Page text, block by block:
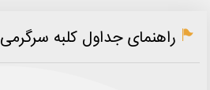
راهنمای جداول کلبه سرگرمی ۴۷۶